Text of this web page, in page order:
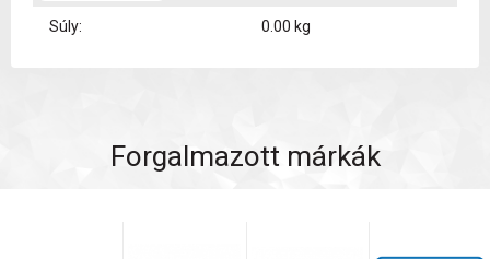
Súly: 0.00 kg
Forgalmazott márkák